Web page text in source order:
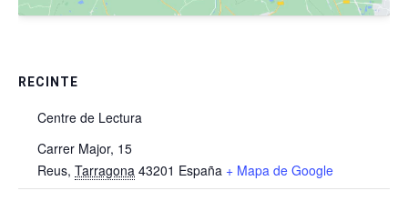
RECINTE
Centre de Lectura
Carrer Major, 15
Reus, Tarragona 43201 España + Mapa de Google